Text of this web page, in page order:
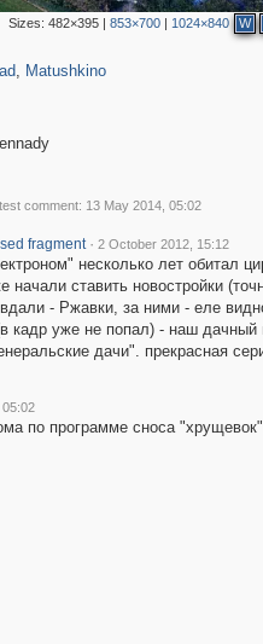
Sizes: 482×395| 853×700| 1024×840 W
, Matushkino
comment: 13 May 2014, 05:02
fragment · 2 October 2012, 15:12
несколько лет обитал
ставить новостройки
- Ржавки, за ними - еле
кадр уже не попал) - наш дачный
дачи". прекрасная
по программе сноса